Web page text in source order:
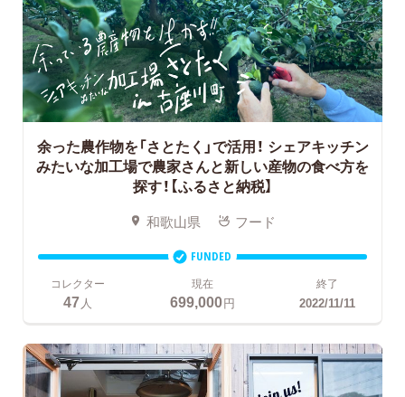
余った農作物を「さとたく」で活用！ シェアキッチン
みたいな加工場で農家さんと新しい産物の食べ方を
探す！【ふるさと納税】
和歌山県 フード
FUNDED
コレクター
47 人
現在
699,000円
終了
2022/11/11